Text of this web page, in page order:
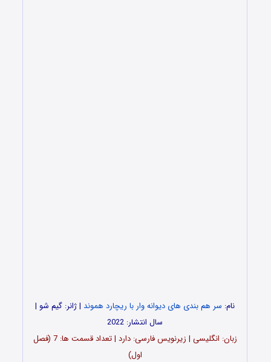
نام: سر هم بندی های دیوانه وار با ریچارد هموند | ژانر: گیم شو |
سال انتشار: 2022
زبان: انگلیسی | زیرنویس فارسی: دارد | تعداد قسمت‌‌‌‌ ها: 7 (فصل
اول)